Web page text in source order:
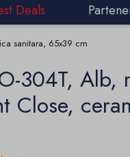
Deals
sanitara, 65x39 cm
304T, Alb,
Close,